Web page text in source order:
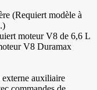
(Requiert modèle à
moteur V8 de 6,6 L
V8 Duramax
externe auxiliaire